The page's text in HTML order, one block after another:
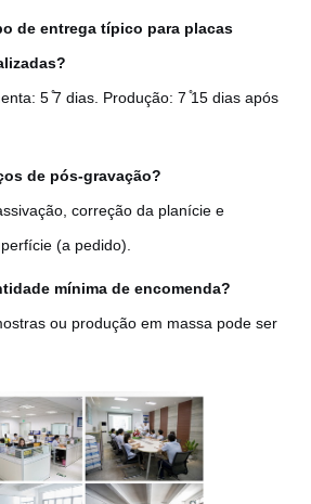
de entrega típico para placas
5 ̊7 dias. Produção: 7 ̊15 dias após
de pós-gravação?
correção da planície e
(a pedido).
mínima de encomenda?
ou produção em massa pode ser